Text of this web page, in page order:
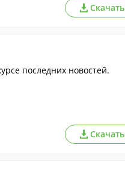
Скачать
последних новостей.
Скачать